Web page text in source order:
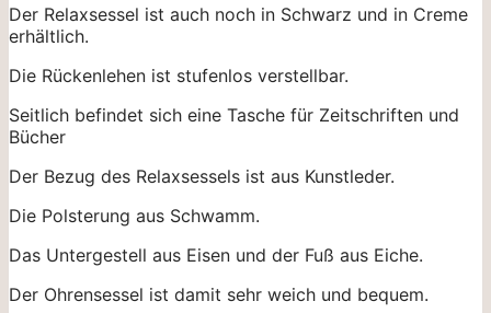
Der Relaxsessel ist auch noch in Schwarz und in Creme
erhältlich.
Die Rückenlehen ist stufenlos verstellbar.
Seitlich befindet sich eine Tasche für Zeitschriften und
Bücher
Der Bezug des Relaxsessels ist aus Kunstleder.
Die Polsterung aus Schwamm.
Das Untergestell aus Eisen und der Fuß aus Eiche.
Der Ohrensessel ist damit sehr weich und bequem.